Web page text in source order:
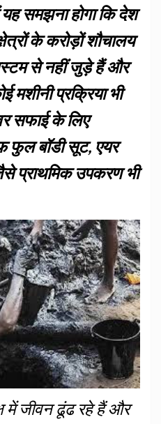
समझना होगा कि देश
के करोड़ों शौचालय
से नहीं जुड़े हैं और
मशीनी प्रक्रिया भी
सफाई के लिए
फुल बॉडी सूट, एयर
प्राथमिक उपकरण भी
जीवन ढूंढ रहे हैं और